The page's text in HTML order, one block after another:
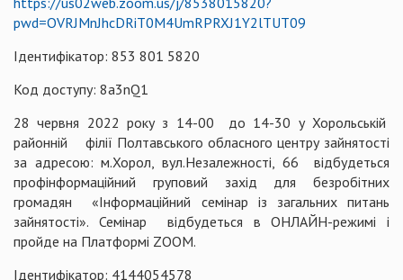
pwd=OVRJMnJhcDRiT0M4UmRPRXJ1Y2lTUT09
Ідентифікатор: 853 801 5820
Код доступу: 8a3nQ1
28 червня 2022 року з 14-00 до 14-30 у Хорольській
районній філії Полтавського обласного центру зайнятості
за адресою: м.Хорол, вул.Незалежності, 66 відбудеться
профінформаційний груповий захід для безробітних
громадян «Інформаційний семінар із загальних питань
зайнятості». Семінар відбудеться в ОНЛАЙН-режимі і
пройде на Платформі ZOOM.
Ідентифікатор: 4144054578